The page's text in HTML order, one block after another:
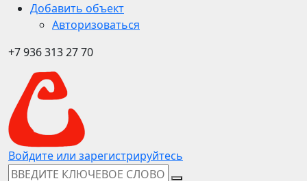
Добавить объект
Авторизоваться
+7 936 313 27 70
Войдите или зарегистрируйтесь